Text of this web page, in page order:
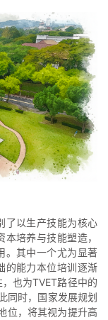
了以生产技能为核心
培养与技能塑造，
。其中一个尤为显著
的能力本位培训逐渐
也为TVET路径中的
同时，国家发展规划
位，将其视为提升高